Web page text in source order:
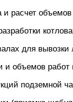
расчет объемов
для вывозки
и объемов работ
подземной